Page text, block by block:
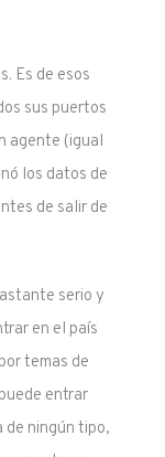
Es de esos
sus puertos
agente (igual
los datos de
de salir de
serio y
en el país
temas de
entrar
ningún tipo,